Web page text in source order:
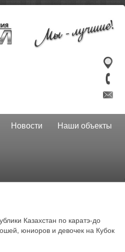
Новости
Наши объекты
Казахстан по каратэ-до
юниоров и девочек на Кубок